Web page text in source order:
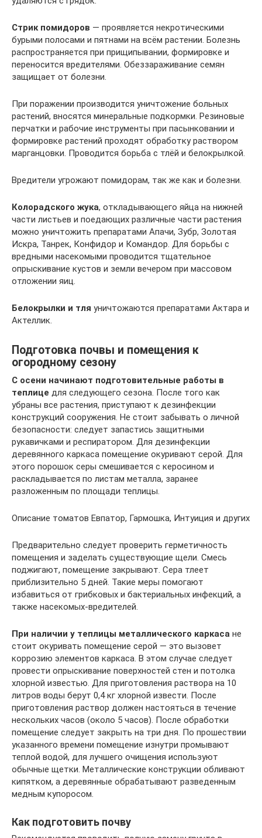
Стрик помидоров — проявляется некротическими
бурыми полосами и пятнами на всём растении. Болезнь
распространяется при прищипывании, формировке и
переносится вредителями. Обеззараживание семян
защищает от болезни.
При поражении производится уничтожение больных
растений, вносятся минеральные подкормки. Резиновые
перчатки и рабочие инструменты при пасынковании и
формировке растений проходят обработку раствором
марганцовки. Проводится борьба с тлёй и белокрылкой.
Вредители угрожают помидорам, так же как и болезни.
Колорадского жука, откладывающего яйца на нижней
части листьев и поедающих различные части растения
можно уничтожить препаратами Апачи, Зубр, Золотая
Искра, Танрек, Конфидор и Командор. Для борьбы с
вредными насекомыми проводится тщательное
опрыскивание кустов и земли вечером при массовом
отложении яиц.
Белокрылки и тля уничтожаются препаратами Актара и
Актеллик.
Подготовка почвы и помещения к
огородному сезону
С осени начинают подготовительные работы в
теплице для следующего сезона. После того как
убраны все растения, приступают к дезинфекции
конструкций сооружения. Не стоит забывать о личной
безопасности: следует запастись защитными
рукавичками и респиратором. Для дезинфекции
деревянного каркаса помещение окуривают серой. Для
этого порошок серы смешивается с керосином и
раскладывается по листам металла, заранее
разложенным по площади теплицы.
Описание томатов Евпатор, Гармошка, Интуиция и других
Предварительно следует проверить герметичность
помещения и заделать существующие щели. Смесь
поджигают, помещение закрывают. Сера тлеет
приблизительно 5 дней. Такие меры помогают
избавиться от грибковых и бактериальных инфекций, а
также насекомых-вредителей.
При наличии у теплицы металлического каркаса не
стоит окуривать помещение серой — это вызовет
коррозию элементов каркаса. В этом случае следует
провести опрыскивание поверхностей стен и потолка
хлорной известью. Для приготовления раствора на 10
литров воды берут 0,4 кг хлорной извести. После
приготовления раствор должен настояться в течение
нескольких часов (около 5 часов). После обработки
помещение следует закрыть на три дня. По прошествии
указанного времени помещение изнутри промывают
теплой водой, для лучшего очищения используют
обычные щетки. Металлические конструкции обливают
кипятком, а деревянные обрабатывают разведенным
медным купоросом.
Как подготовить почву